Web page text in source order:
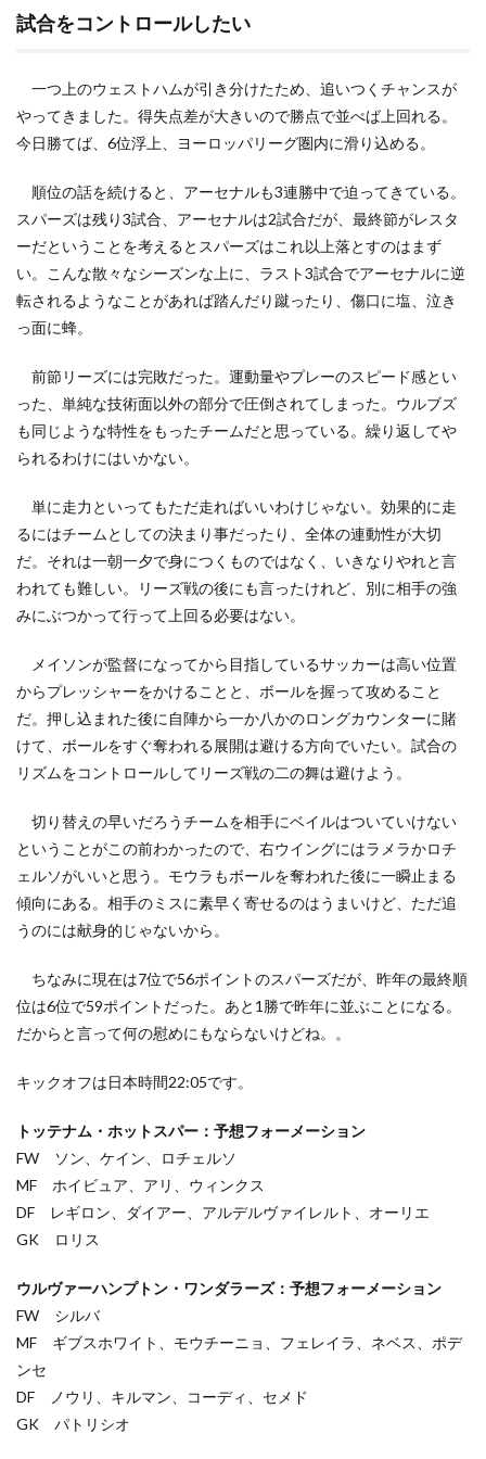
試合をコントロールしたい
一つ上のウェストハムが引き分けたため、追いつくチャンスが
やってきました。得失点差が大きいので勝点で並べば上回れる。
今日勝てば、6位浮上、ヨーロッパリーグ圏内に滑り込める。
順位の話を続けると、アーセナルも3連勝中で迫ってきている。
スパーズは残り3試合、アーセナルは2試合だが、最終節がレスタ
ーだということを考えるとスパーズはこれ以上落とすのはまず
い。こんな散々なシーズンな上に、ラスト3試合でアーセナルに逆
転されるようなことがあれば踏んだり蹴ったり、傷口に塩、泣き
っ面に蜂。
前節リーズには完敗だった。運動量やプレーのスピード感とい
った、単純な技術面以外の部分で圧倒されてしまった。ウルブズ
も同じような特性をもったチームだと思っている。繰り返してや
られるわけにはいかない。
単に走力といってもただ走ればいいわけじゃない。効果的に走
るにはチームとしての決まり事だったり、全体の連動性が大切
だ。それは一朝一夕で身につくものではなく、いきなりやれと言
われても難しい。リーズ戦の後にも言ったけれど、別に相手の強
みにぶつかって行って上回る必要はない。
メイソンが監督になってから目指しているサッカーは高い位置
からプレッシャーをかけることと、ボールを握って攻めること
だ。押し込まれた後に自陣から一か八かのロングカウンターに賭
けて、ボールをすぐ奪われる展開は避ける方向でいたい。試合の
リズムをコントロールしてリーズ戦の二の舞は避けよう。
切り替えの早いだろうチームを相手にベイルはついていけない
ということがこの前わかったので、右ウイングにはラメラかロチ
ェルソがいいと思う。モウラもボールを奪われた後に一瞬止まる
傾向にある。相手のミスに素早く寄せるのはうまいけど、ただ追
うのには献身的じゃないから。
ちなみに現在は7位で56ポイントのスパーズだが、昨年の最終順
位は6位で59ポイントだった。あと1勝で昨年に並ぶことになる。
だからと言って何の慰めにもならないけどね。。
キックオフは日本時間22:05です。
トッテナム・ホットスパー：予想フォーメーション
FW ソン、ケイン、ロチェルソ
MF ホイビュア、アリ、ウィンクス
DF レギロン、ダイアー、アルデルヴァイレルト、オーリエ
GK ロリス
ウルヴァーハンプトン・ワンダラーズ：予想フォーメーション
FW シルバ
MF ギブスホワイト、モウチーニョ、フェレイラ、ネベス、ポデ
ンセ
DF ノウリ、キルマン、コーディ、セメド
GK パトリシオ